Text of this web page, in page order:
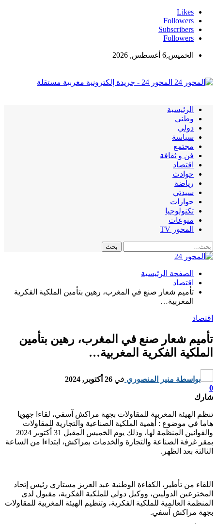
Likes
Followers
Subscribers
Followers
الخميس,6 أغسطس, 2026
المحور 24 - جريدة إلكترونية مغربية مستقلة
الرئيسية
وطني
دولي
سياسة
مجتمع
فن و ثقافة
اقتصاد
حوادث
رياضة
سيدتي
حوارات
تكنولوجيا
منوعات
المحور TV
الصفحة الرئيسية
اقتصاد
تأميم شعار صنع في المغرب، رهين بتأمين الملكية الفكرية
المغربية…
اقتصاد
تأميم شعار صنع في المغرب، رهين بتأمين
الملكية الفكرية المغربية…
بواسطة منير المنصوري في 26 أكتوبر, 2024
0
شارك
تنظم الهيئة المغربية للمقاولات بجهة مراكش آسفي، لقاءا جهويا
هاما في موضوع : أهمية الملكية الصناعية والتجارية للمقاولات
والقوانين المنظمة لها، وذلك يوم الخميس المقبل 31 أكتوبر 2024
بمقر غرفة الصناعة والتجارة والخدمات بمراكش، ابتداءا من الساعة
الثالثة بعد الظهر.
اللقاء من تأطير، الكفاءة الوطنية عبد العزيز مستاري رئيس إتحاد
المخترعين الدوليين، ووكيل دولي للملكية الفكرية، مقبول لدى
المنظمة العالمية للملكية الفكرية، وتنظيم الهيئة المغربية للمقاولات
بجهة مراكش آسفي.